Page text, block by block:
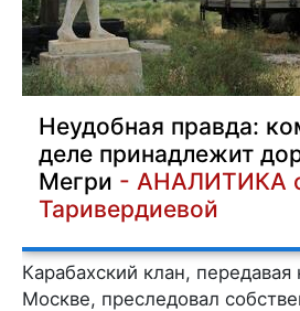
Неудобная правда:
деле принадлежит
Мегри - АНАЛИТИКА
Таривердиевой
Карабахский клан,
Москве, преследовал